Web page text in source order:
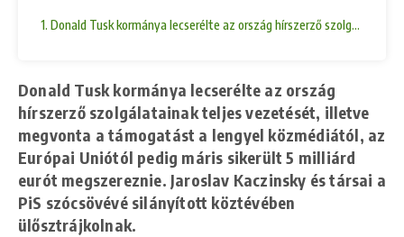
1. Donald Tusk kormánya lecserélte az ország hírszerző
Donald Tusk kormánya lecserélte az ország
hírszerző szolgálatainak teljes vezetését, illetve
megvonta a támogatást a lengyel közmédiától, az
Európai Uniótól pedig máris sikerült 5 milliárd
eurót megszereznie. Jaroslav Kaczinsky és társai a
PiS szócsövévé silányított köztévében
ülősztrájkolnak.